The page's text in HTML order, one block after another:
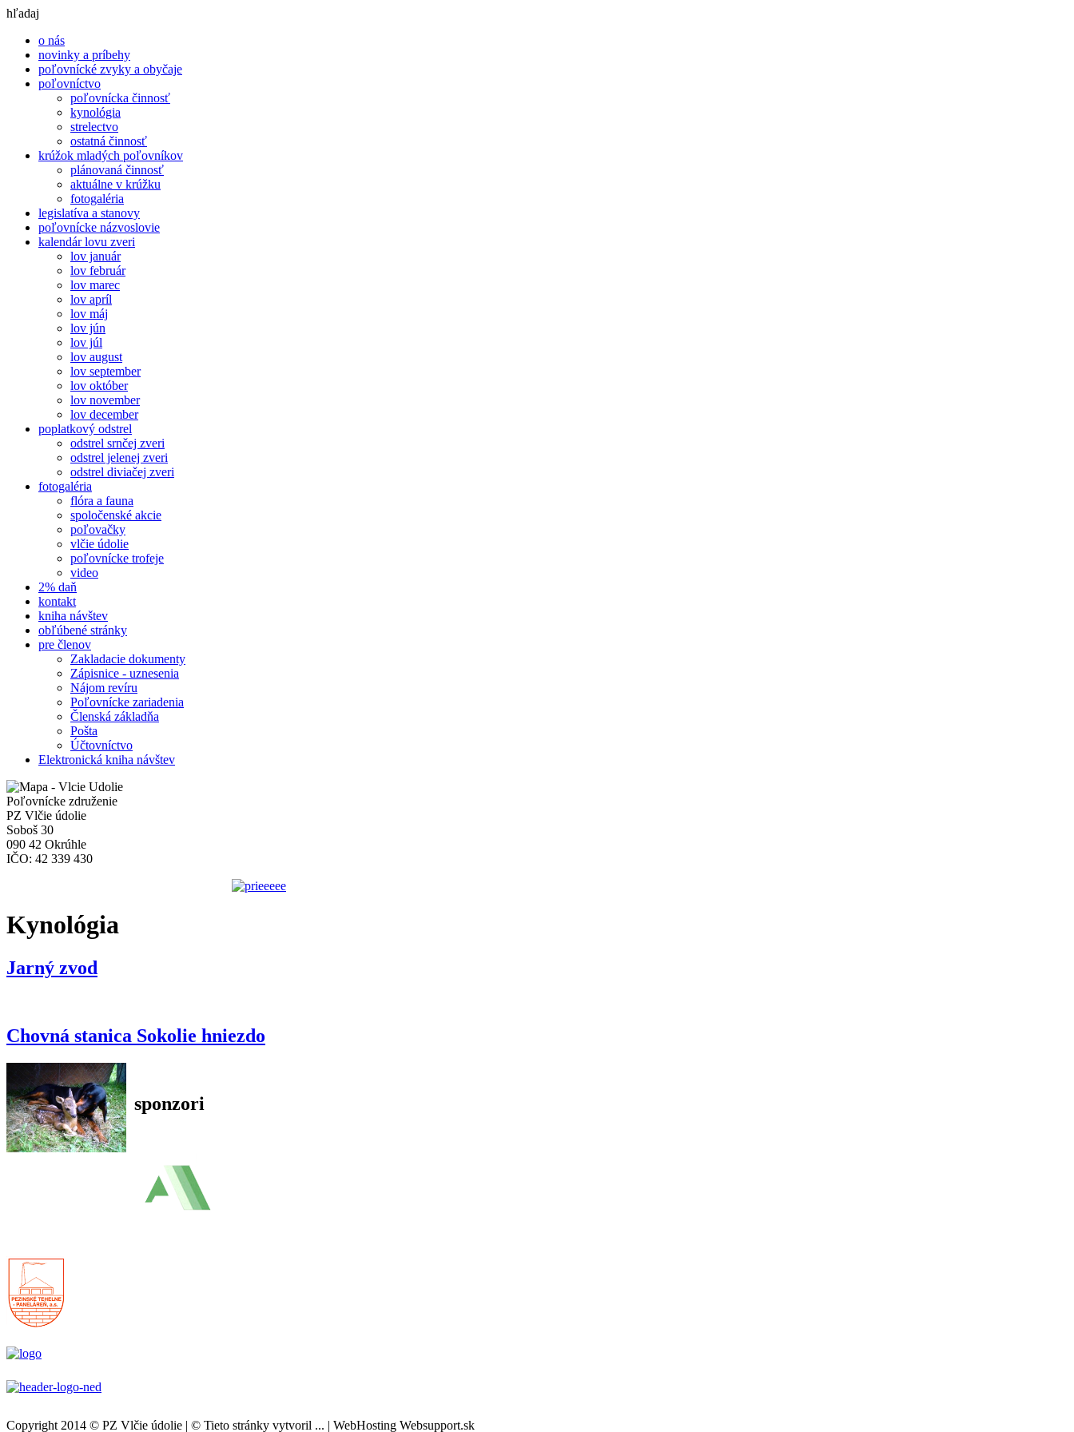
hľadaj
o nás
novinky a príbehy
poľovnícké zvyky a obyčaje
poľovníctvo
poľovnícka činnosť
kynológia
strelectvo
ostatná činnosť
krúžok mladých poľovníkov
plánovaná činnosť
aktuálne v krúžku
fotogaléria
legislatíva a stanovy
poľovnícke názvoslovie
kalendár lovu zveri
lov január
lov február
lov marec
lov apríl
lov máj
lov jún
lov júl
lov august
lov september
lov október
lov november
lov december
poplatkový odstrel
odstrel srnčej zveri
odstrel jelenej zveri
odstrel diviačej zveri
fotogaléria
flóra a fauna
spoločenské akcie
poľovačky
vlčie údolie
poľovnícke trofeje
video
2% daň
kontakt
kniha návštev
obľúbené stránky
pre členov
Zakladacie dokumenty
Zápisnice - uznesenia
Nájom revíru
Poľovnícke zariadenia
Členská základňa
Pošta
Účtovníctvo
Elektronická kniha návštev
Poľovnícke združenie
PZ Vlčie údolie
Soboš 30
090 42 Okrúhle
IČO: 42 339 430
Kynológia
Jarný zvod
Chovná stanica Sokolie hniezdo
sponzori
Copyright 2014 © PZ Vlčie údolie | © Tieto stránky vytvoril ... | WebHosting Websupport.sk